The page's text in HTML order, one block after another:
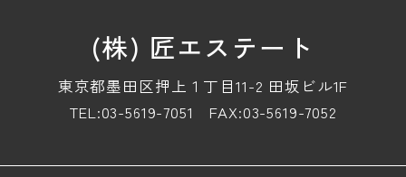
(株) 匠エステート
東京都墨田区押上１丁目11-2 田坂ビル1F
TEL:03-5619-7051 FAX:03-5619-7052